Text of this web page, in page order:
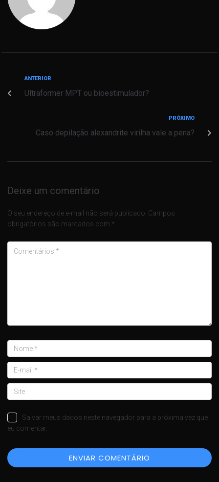
ANTERIOR
Ultraformer MPT ou bioestimulador?
PRÓXIMO
Caso depilação alexandrite virilha vale a pena?
Deixe um comentário
O seu endereço de e-mail não será publicado. Campos
obrigatórios são marcados com *
Salvar meus dados neste navegador para a próxima vez que
eu comentar.